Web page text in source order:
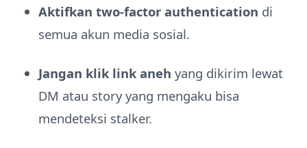
Aktifkan two-factor authentication di
semua akun media sosial.
Jangan klik link aneh yang dikirim lewat
DM atau story yang mengaku bisa
mendeteksi stalker.